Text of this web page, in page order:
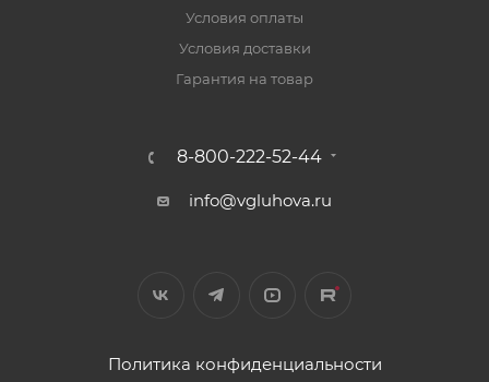
Условия оплаты
Условия доставки
Гарантия на товар
8-800-222-52-44
info@vgluhova.ru
Политика конфиденциальности